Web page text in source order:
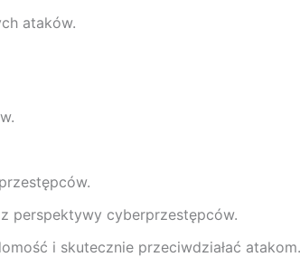
ataków.
perspektywy cyberprzestępców.
i skutecznie przeciwdziałać atakom.